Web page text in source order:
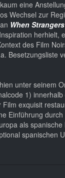
eine
Wechsel zur
When
des Film
Besetzungsliste
unter seinem
1)
exquisit
Einführung
als
spanischen